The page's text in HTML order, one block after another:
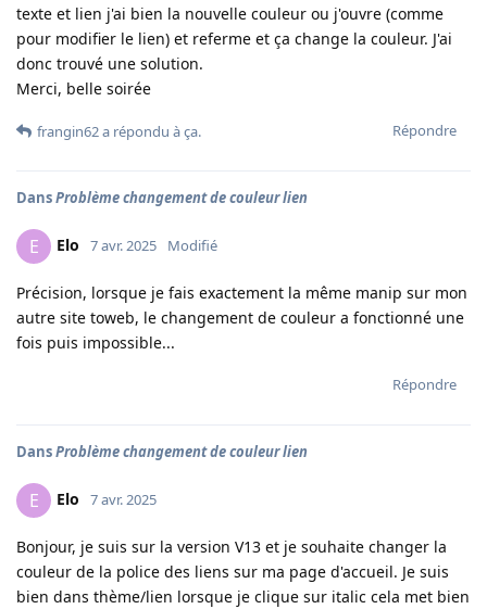
texte et lien j'ai bien la nouvelle couleur ou j'ouvre (comme
pour modifier le lien) et referme et ça change la couleur. J'ai
donc trouvé une solution.
Merci, belle soirée
Répondre
frangin62a répondu à ça.
DansProblème changement de couleur lien
E Elo 7 avr. 2025 Modifié
Précision, lorsque je fais exactement la même manip sur mon
autre site toweb, le changement de couleur a fonctionné une
fois puis impossible...
Répondre
DansProblème changement de couleur lien
E Elo 7 avr. 2025
Bonjour, je suis sur la version V13 et je souhaite changer la
couleur de la police des liens sur ma page d'accueil. Je suis
bien dans thème/lien lorsque je clique sur italic cela met bien